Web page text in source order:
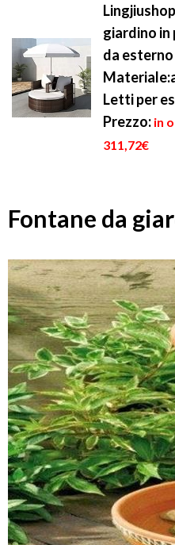
giardino
da
Letti per
Prezzo: in
311,72€
Fontane da